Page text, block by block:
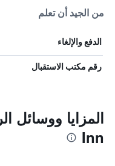
من الجيد أن تعلم
الدفع والإلغاء
رقم مكتب الاستقبال
Inn